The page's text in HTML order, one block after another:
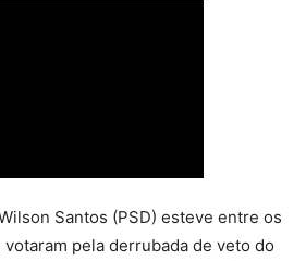
Santos (PSD) esteve entre os
pela derrubada de veto do